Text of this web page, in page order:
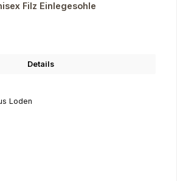
Filz Einlegesohle
Details